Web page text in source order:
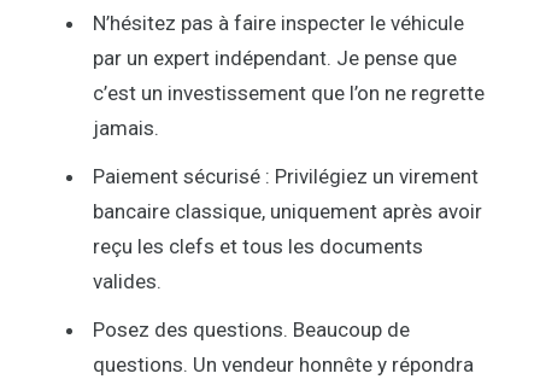
N’hésitez pas à faire inspecter le véhicule
par un expert indépendant. Je pense que
c’est un investissement que l’on ne regrette
jamais.
Paiement sécurisé : Privilégiez un virement
bancaire classique, uniquement après avoir
reçu les clefs et tous les documents
valides.
Posez des questions. Beaucoup de
questions. Un vendeur honnête y répondra